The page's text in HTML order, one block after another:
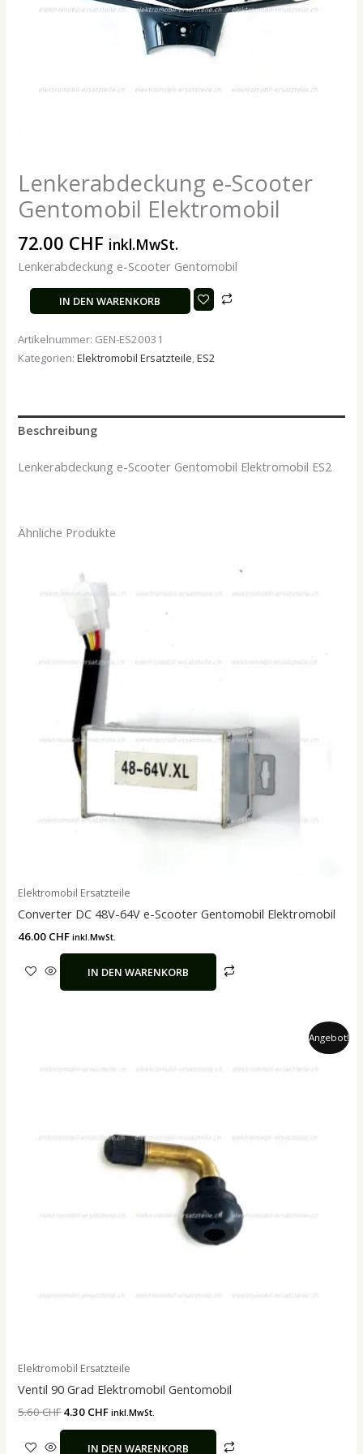
Lenkerabdeckung e-Scooter
Gentomobil Elektromobil
72.00 CHF inkl.MwSt.
Lenkerabdeckung e-Scooter Gentomobil
IN DEN WARENKORB
Artikelnummer: GEN-ES20031
Kategorien:Elektromobil Ersatzteile,ES2
Beschreibung
Lenkerabdeckung e-Scooter Gentomobil Elektromobil ES2
Ähnliche Produkte
Elektromobil Ersatzteile
Converter DC 48V-64V e-Scooter Gentomobil Elektromobil
46.00 CHF inkl.MwSt.
IN DEN WARENKORB
Angebot!
Elektromobil Ersatzteile
Ventil 90 Grad Elektromobil Gentomobil
5.60CHF
5.60 CHF
4.30 CHF
4.30 CHF.
inkl.MwSt.
IN DEN WARENKORB